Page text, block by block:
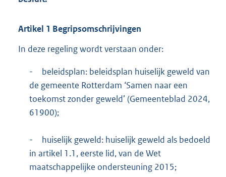
Artikel 1 Begripsomschrijvingen
In deze regeling wordt verstaan onder:
-
beleidsplan: beleidsplan huiselijk geweld van
de gemeente Rotterdam ‘Samen naar een
toekomst zonder geweld’ (Gemeenteblad 2024,
61900);
-
huiselijk geweld: huiselijk geweld als bedoeld
in artikel 1.1, eerste lid, van de Wet
maatschappelijke ondersteuning 2015;